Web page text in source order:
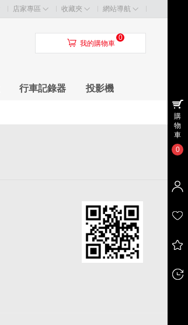
店家專區 收藏夾 網站導航
󰃦 我的購物車
0
行車記錄器 投影機
購
物
車
0